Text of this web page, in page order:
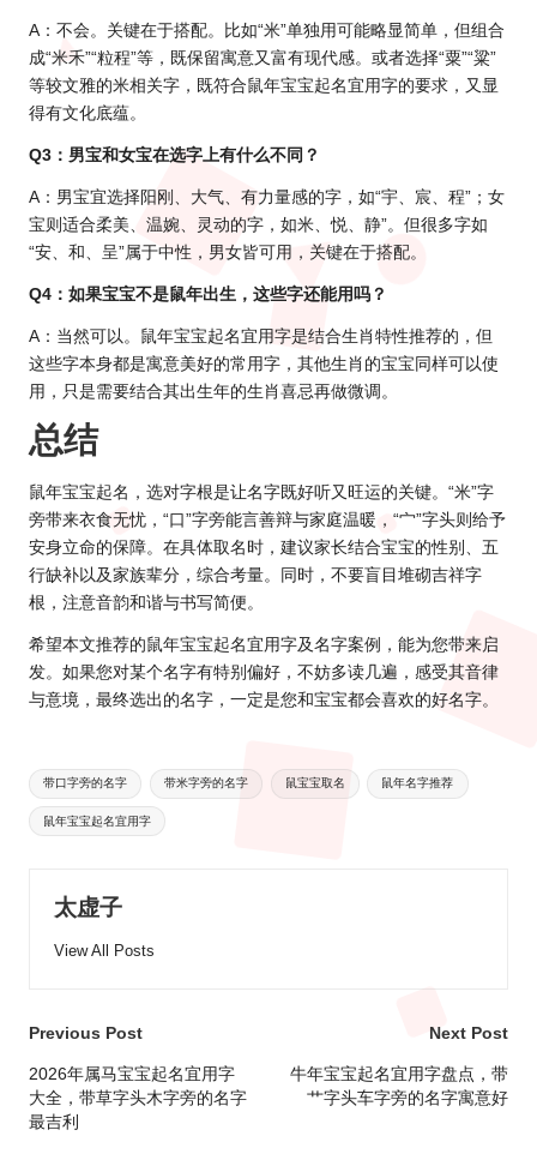
A：不会。关键在于搭配。比如“米”单独用可能略显简单，但组合
成“米禾”“粒程”等，既保留寓意又富有现代感。或者选择“粟”“粱”
等较文雅的米相关字，既符合鼠年宝宝起名宜用字的要求，又显
得有文化底蕴。
Q3：男宝和女宝在选字上有什么不同？
A：男宝宜选择阳刚、大气、有力量感的字，如“宇、宸、程”；女
宝则适合柔美、温婉、灵动的字，如米、悦、静”。但很多字如
“安、和、呈”属于中性，男女皆可用，关键在于搭配。
Q4：如果宝宝不是鼠年出生，这些字还能用吗？
A：当然可以。鼠年宝宝起名宜用字是结合生肖特性推荐的，但
这些字本身都是寓意美好的常用字，其他生肖的宝宝同样可以使
用，只是需要结合其出生年的生肖喜忌再做微调。
总结
鼠年宝宝起名，选对字根是让名字既好听又旺运的关键。“米”字
旁带来衣食无忧，“口”字旁能言善辩与家庭温暖，“宀”字头则给予
安身立命的保障。在具体取名时，建议家长结合宝宝的性别、五
行缺补以及家族辈分，综合考量。同时，不要盲目堆砌吉祥字
根，注意音韵和谐与书写简便。
希望本文推荐的鼠年宝宝起名宜用字及名字案例，能为您带来启
发。如果您对某个名字有特别偏好，不妨多读几遍，感受其音律
与意境，最终选出的名字，一定是您和宝宝都会喜欢的好名字。
Tags:
带口字旁的名字 带米字旁的名字 鼠宝宝取名 鼠年名字推荐
鼠年宝宝起名宜用字
太虚子
View All Posts
Post
navigation
Previous Post
2026年属马宝宝起名宜用字
大全，带草字头木字旁的名字
最吉利
Next Post
牛年宝宝起名宜用字盘点，带
艹字头车字旁的名字寓意好